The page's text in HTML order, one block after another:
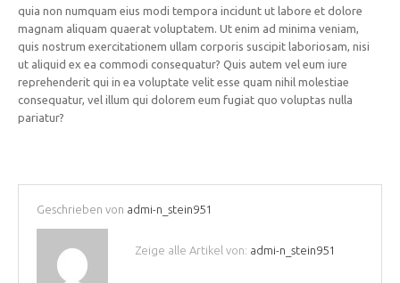
quia non numquam eius modi tempora incidunt ut labore et dolore
magnam aliquam quaerat voluptatem. Ut enim ad minima veniam,
quis nostrum exercitationem ullam corporis suscipit laboriosam, nisi
ut aliquid ex ea commodi consequatur? Quis autem vel eum iure
reprehenderit qui in ea voluptate velit esse quam nihil molestiae
consequatur, vel illum qui dolorem eum fugiat quo voluptas nulla
pariatur?
Geschrieben von admi-n_stein951
Zeige alle Artikel von: admi-n_stein951